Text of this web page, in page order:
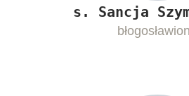
s. Sancja